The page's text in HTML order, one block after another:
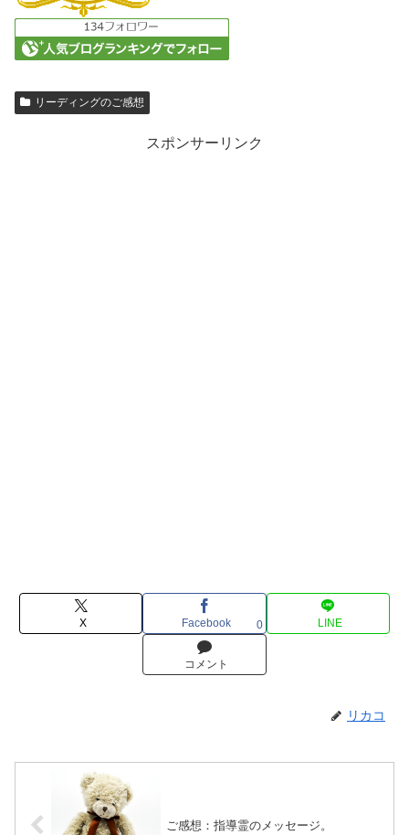
リーディングのご感想
スポンサーリンク
X Facebook 0 LINE
コメント
リカコ
ご感想：指導霊のメッセージ。